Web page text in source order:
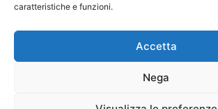
caratteristiche e funzioni.
Accetta
Nega
06.56559291